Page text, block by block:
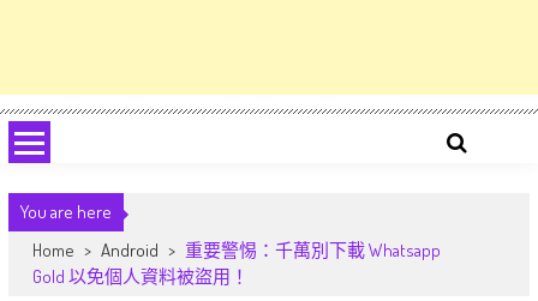
You are here
Home > Android > 重要警惕：千萬​​別下載 Whatsapp
Gold 以免個人資料被盜用！